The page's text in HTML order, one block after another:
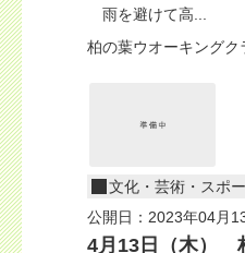
雨を避けて高...
柏の葉ウオーキングク
文化・芸術・スポ
公開日：2023年04月
4月13日（木）